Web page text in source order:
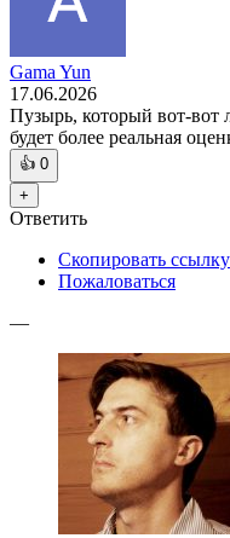
Gama Yun
17.06.2026
Пузырь, который вот-вот
будет более реальная
👍 0
+
Ответить
Скопировать ссылку
Пожаловаться
—